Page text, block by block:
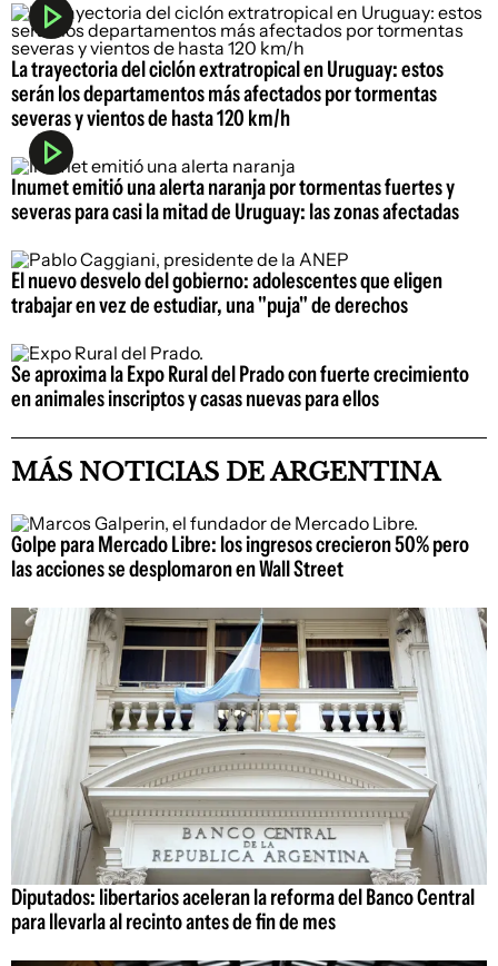
La trayectoria del ciclón extratropical en Uruguay: estos
serán los departamentos más afectados por tormentas
severas y vientos de hasta 120 km/h
Inumet emitió una alerta naranja por tormentas fuertes y
severas para casi la mitad de Uruguay: las zonas afectadas
El nuevo desvelo del gobierno: adolescentes que eligen
trabajar en vez de estudiar, una "puja" de derechos
Se aproxima la Expo Rural del Prado con fuerte crecimiento
en animales inscriptos y casas nuevas para ellos
MÁS NOTICIAS DE ARGENTINA
Golpe para Mercado Libre: los ingresos crecieron 50% pero
las acciones se desplomaron en Wall Street
Diputados: libertarios aceleran la reforma del Banco Central
para llevarla al recinto antes de fin de mes